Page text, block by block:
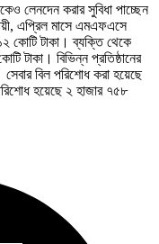
লেনদেন করার সুবিধা পাচ্ছেন
এপ্রিল মাসে এমএফএসে
কোটি টাকা। ব্যক্তি থেকে
টাকা। বিভিন্ন প্রতিষ্ঠানের
বিল পরিশোধ করা হয়েছে
হয়েছে ২ হাজার ৭৫৮